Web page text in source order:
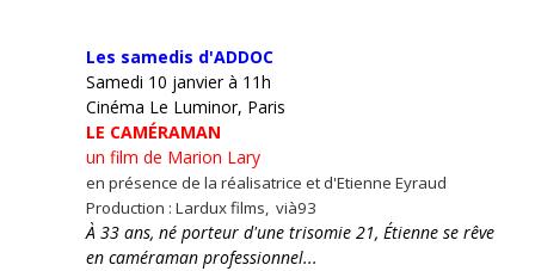
Les samedis d'ADDOC
Samedi 10 janvier à 11h
Cinéma Le Luminor, Paris
LE CAMÉRAMAN
un film de Marion Lary
en présence de la réalisatrice et d'Etienne Eyraud
Production : Lardux films, vià93
À 33 ans, né porteur d'une trisomie 21, Étienne se rêve
en caméraman professionnel...